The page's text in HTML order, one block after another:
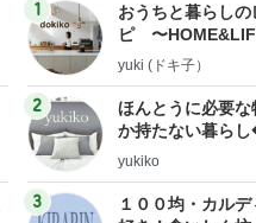
1
おうちと暮らしの
ピ 〜
yuki (ドキ子）
2
ほんとうに必要な
か持たない暮ら
ep Life Simple◆
yukiko
3
１００均・カルデ